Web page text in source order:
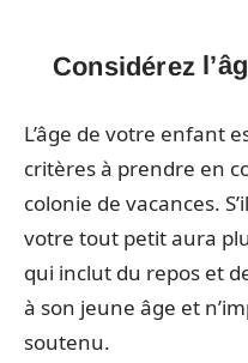
Considérez
L’âge de votre enfant
critères à prendre en
colonie de vacances.
votre tout petit aura
qui inclut du repos et
à son jeune âge et
soutenu.